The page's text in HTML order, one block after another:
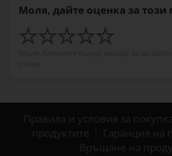
Моля, дайте оценка за този
Правила и условия за
продуктите
Гаранция на
Връщане на